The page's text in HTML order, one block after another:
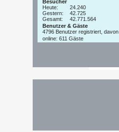
Besucher
Heute:
24.240
Gestern:
42.725
Gesamt:
42.771.564
Benutzer & Gäste
4796 Benutzer registriert, davon
online: 611 Gäste